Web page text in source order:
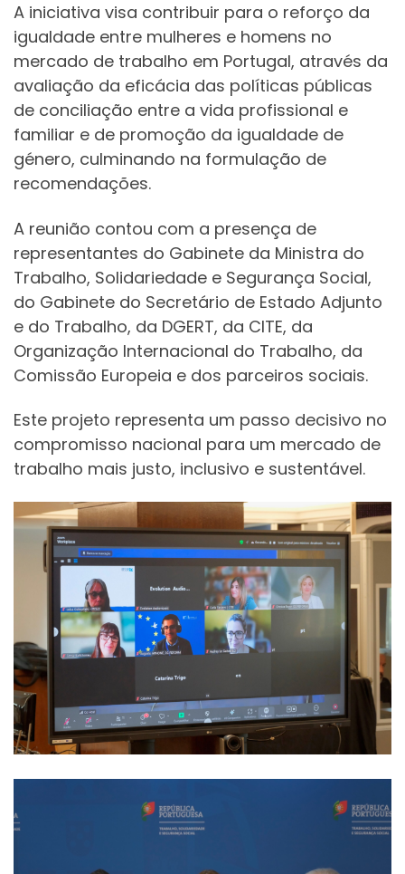
A iniciativa visa contribuir para o reforço da
igualdade entre mulheres e homens no
mercado de trabalho em Portugal, através da
avaliação da eficácia das políticas públicas
de conciliação entre a vida profissional e
familiar e de promoção da igualdade de
género, culminando na formulação de
recomendações.
A reunião contou com a presença de
representantes do Gabinete da Ministra do
Trabalho, Solidariedade e Segurança Social,
do Gabinete do Secretário de Estado Adjunto
e do Trabalho, da DGERT, da CITE, da
Organização Internacional do Trabalho, da
Comissão Europeia e dos parceiros sociais.
Este projeto representa um passo decisivo no
compromisso nacional para um mercado de
trabalho mais justo, inclusivo e sustentável.